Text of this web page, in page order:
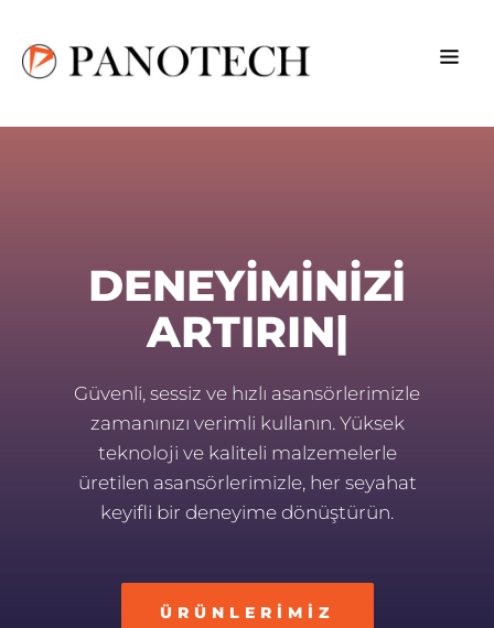
DENEYIMINIZI
ARTIRIN|
Güvenli, sessiz ve hızlı asansörlerimizle
zamanınızı verimli kullanın. Yüksek
teknoloji ve kaliteli malzemelerle
üretilen asansörlerimizle, her seyahat
keyifli bir deneyime dönüştürün.
ÜRÜNLERIMIZ